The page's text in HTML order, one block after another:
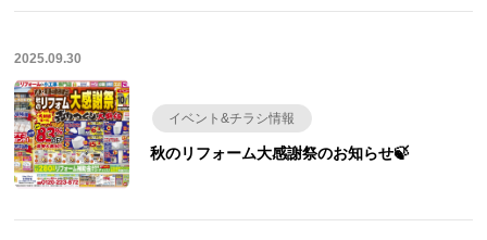
2025.09.30
イベント&チラシ情報
秋のリフォーム大感謝祭のお知らせ🍃